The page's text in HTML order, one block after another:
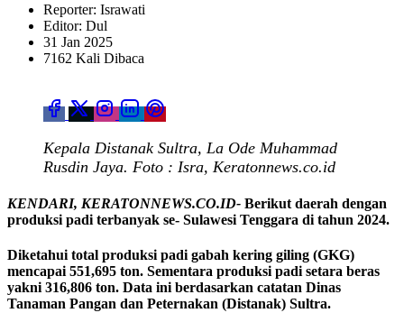
Reporter: Israwati
Editor: Dul
31 Jan 2025
7162 Kali Dibaca
Kepala Distanak Sultra, La Ode Muhammad
Rusdin Jaya. Foto : Isra, Keratonnews.co.id
KENDARI, KERATONNEWS.CO.ID- Berikut daerah dengan
produksi padi terbanyak se- Sulawesi Tenggara di tahun 2024.
Diketahui total produksi padi gabah kering giling (GKG)
mencapai 551,695 ton. Sementara produksi padi setara beras
yakni 316,806 ton. Data ini berdasarkan catatan Dinas
Tanaman Pangan dan Peternakan (Distanak) Sultra.